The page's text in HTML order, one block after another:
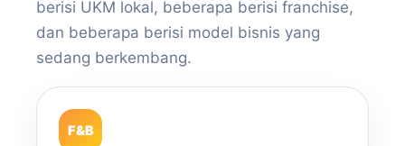
berisi UKM lokal, beberapa berisi franchise,
dan beberapa berisi model bisnis yang
sedang berkembang.
F&B